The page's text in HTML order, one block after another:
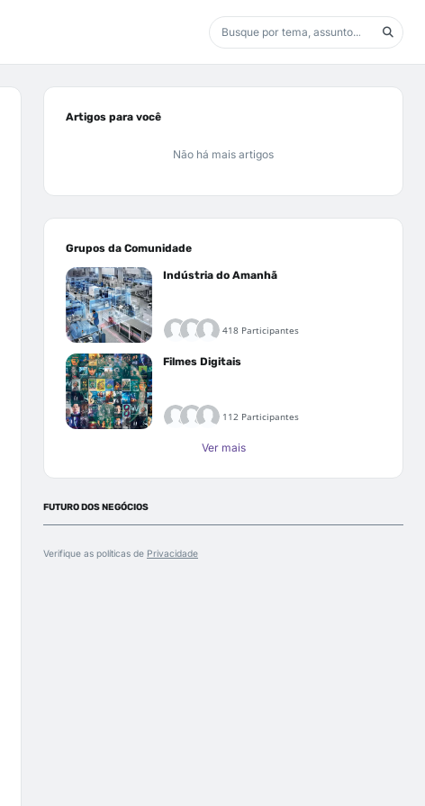
Artigos para você
Não há mais artigos
Grupos da Comunidade
Indústria do Amanhã
418 Participantes
Filmes Digitais
112 Participantes
Ver mais
FUTURO DOS NEGÓCIOS
Verifique as políticas de Privacidade